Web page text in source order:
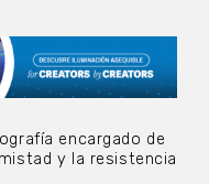
encargado de
y la resistencia